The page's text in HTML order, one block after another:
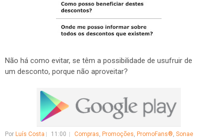
Não há como evitar, se têm a possibilidade de usufruir de
um desconto, porque não aproveitar?
Por Luís Costa 11:00 Compras, Promoções, PromoFans®, Sonae